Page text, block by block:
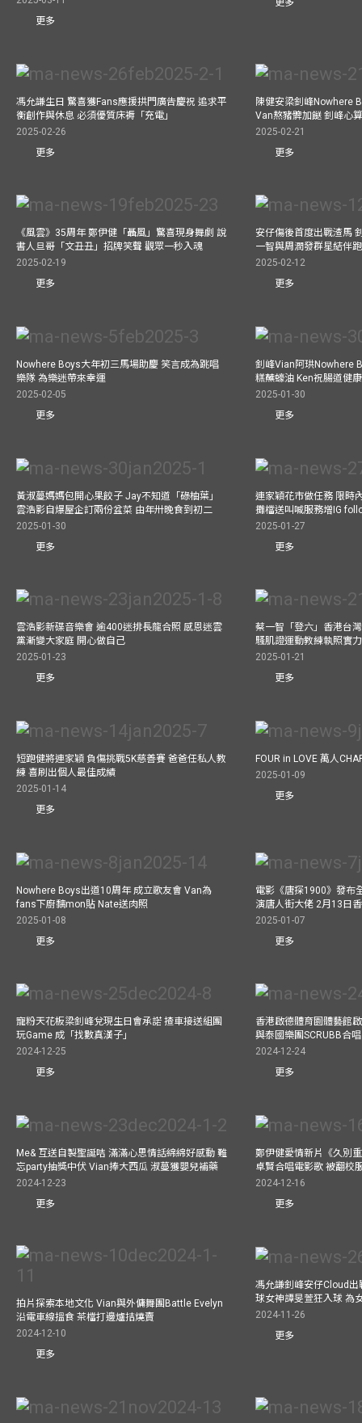
更多
馮允謙生日 驚喜獲Fans應援拱門廣告慶祝 追求平
衡創作與休息 必須優質床褥「充電」
2025-02-26
更多
陳健安梁釗峰Nowhere
Van熬豬髀加餸 釗峰心
2025-02-21
更多
《風雲》35周年 鄭伊健「聶風」驚喜現身舞劇 說
書人旦哥「文丑丑」招牌笑聲 觀眾一秒入魂
2025-02-19
更多
安仔傷後首度出戰渣馬
一智與周潤發群星結伴
2025-02-12
更多
Nowhere Boys大年初三馬場助慶 笑言成為跳唱
樂隊 為樂迷帶來幸運
2025-02-05
更多
釗峰Vian阿珙Nowhere
糕蘸蠔油 Ken祝腸道健康
2025-01-30
更多
黃淑蔓媽媽包開心果餃子 Jay不知道「碌柚葉」
雲浩影自爆屋企訂兩份盆菜 由年卅晚食到初二
2025-01-30
更多
連家穎花市做任務 限時
攤檔送叫喊服務增IG
2025-01-27
更多
雲浩影新碟音樂會 逾400迷排長龍合照 感恩迷雲
黨漸變大家庭 開心做自己
2025-01-23
更多
蔡一智「登六」香港台
騷肌證運動教練執照實
2025-01-21
更多
短跑健將連家穎 負傷挑戰5K慈善賽 爸爸任私人教
練 喜刷出個人最佳成績
2025-01-14
更多
FOUR in LOVE 萬人
2025-01-09
更多
Nowhere Boys出道10周年 成立歌友會 Van為
fans下廚黐mon貼 Nate送肉照
2025-01-08
更多
電影《唐探1900》發布
演唐人街大佬 2月13日
2025-01-07
更多
寵粉天花板梁釗峰兌現生日會承諾 揸車接送組團
玩Game 成「找數真漢子」
2024-12-25
更多
香港啟德體育園體藝館
與泰國樂團SCRUBB合
2024-12-24
更多
Me& 互送自製聖誕咭 滿滿心思情話綿綿好感動 難
忘party抽獎中伏 Vian捧大西瓜 淑蔓獲嬰兒補藥
2024-12-23
更多
鄭伊健愛情新片《久別
卓賢合唱電影歌 被翻校
2024-12-16
更多
拍片探索本地文化 Vian與外傭舞團Battle Evelyn
沿電車線搵食 茶檔打邊爐拮燒賣
2024-12-10
更多
馮允謙釗峰安仔Cloud
球女神譚旻萱狂入球 為
2024-11-26
更多